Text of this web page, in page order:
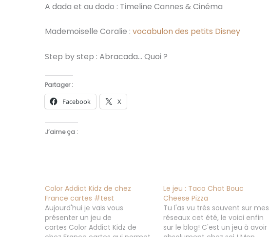
A dada et au dodo : Timeline Cannes & Cinéma
Mademoiselle Coralie : vocabulon des petits Disney
Step by step : Abracada… Quoi ?
Partager :
Facebook X
J’aime ça :
Color Addict Kidz de chez
France cartes #test
Aujourd'hui je vais vous
présenter un jeu de
cartes Color Addict Kidz de
Le jeu : Taco Chat Bouc
Cheese Pizza
Tu l'as vu très souvent sur mes
réseaux cet été, le voici enfin
sur le blog! C'est un jeu à avoir